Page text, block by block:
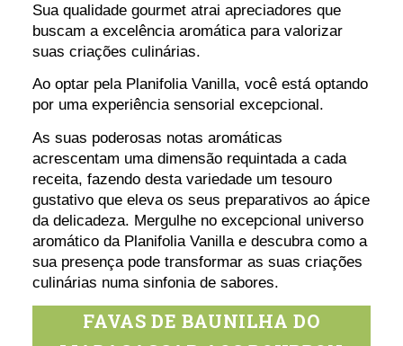
Sua qualidade gourmet atrai apreciadores que
buscam a excelência aromática para valorizar
suas criações culinárias.
Ao optar pela Planifolia Vanilla, você está optando
por uma experiência sensorial excepcional.
As suas poderosas notas aromáticas
acrescentam uma dimensão requintada a cada
receita, fazendo desta variedade um tesouro
gustativo que eleva os seus preparativos ao ápice
da delicadeza. Mergulhe no excepcional universo
aromático da Planifolia Vanilla e descubra como a
sua presença pode transformar as suas criações
culinárias numa sinfonia de sabores.
FAVAS DE BAUNILHA DO